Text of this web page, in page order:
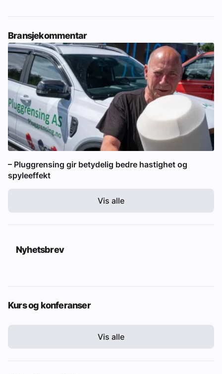
Bransjekommentar
– Pluggrensing gir betydelig bedre hastighet og
spyleeffekt
Vis alle
Nyhetsbrev
Kurs og konferanser
Vis alle